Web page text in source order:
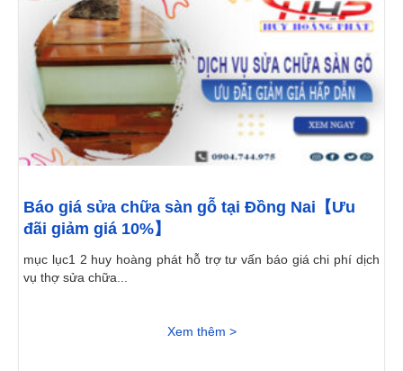
Báo giá sửa chữa sàn gỗ tại Đồng Nai【Ưu
đãi giảm giá 10%】
mục lục1 2 huy hoàng phát hỗ trợ tư vấn báo giá chi phí dịch
vụ thợ sửa chữa...
Xem thêm >